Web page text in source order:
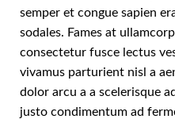
semper et congue sapien
sodales. Fames at
consectetur fusce lectus
vivamus parturient nisl a
dolor arcu a a scelerisque
justo condimentum ad